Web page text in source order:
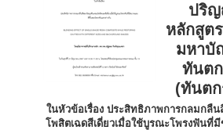
ปริ
หลักสูต
มหาบั
ทันต
(ทันต
ในหัวข้อเรื่อง ประสิทธิภาพการกลมกลื
โพสิตเฉดสีเดี่ยวเมื่อใช้บูรณะโพรงฟันที่